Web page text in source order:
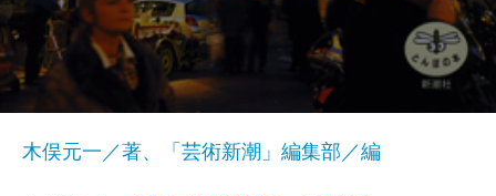
木俣元一／著、「芸術新潮」編集部／編